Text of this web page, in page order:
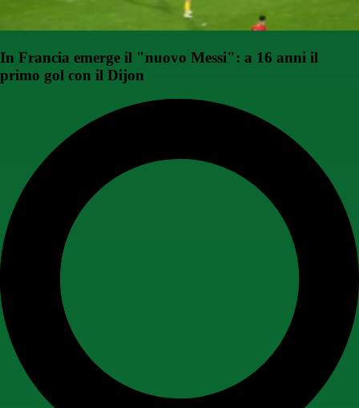
In Francia emerge il "nuovo Messi": a 16 anni il
primo gol con il Dijon